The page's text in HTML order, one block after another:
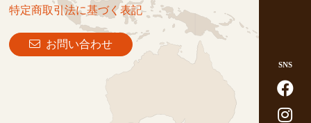
SNS
特定商取引法に基づく表記
お問い合わせ